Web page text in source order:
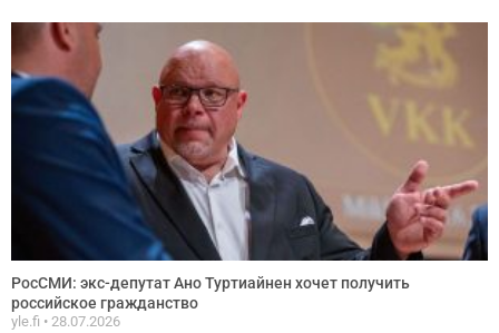
РосСМИ: экс-депутат Ано Туртиайнен хочет получить
российское гражданство
yle.fi 28.07.2026